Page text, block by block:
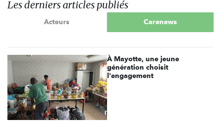
Les derniers articles publiés
Acteurs Carenews
À Mayotte, une jeune
génération choisit
l'engagement